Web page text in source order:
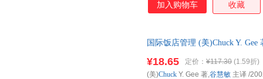
加入购物车 收藏
国际饭店管理 (美)Chuck Y.
¥18.65 定价： ¥117.30 (1.59折)
(美)Chuck Y. Gee 著,谷慧敏 主译 /